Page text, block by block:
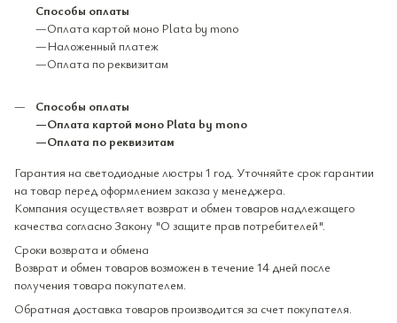
Способы оплаты
—Оплата картой моно Plata by mono
—Наложенный платеж
—Оплата по реквизитам
Способы оплаты
—Оплата картой моно Plata by mono
—Оплата по реквизитам
Гарантия на светодиодные люстры 1 год. Уточняйте срок гарантии
на товар перед оформлением заказа у менеджера.
Компания осуществляет возврат и обмен товаров надлежащего
качества согласно Закону "О защите прав потребителей".
Сроки возврата и обмена
Возврат и обмен товаров возможен в течение 14 дней после
получения товара покупателем.
Обратная доставка товаров производится за счет покупателя.